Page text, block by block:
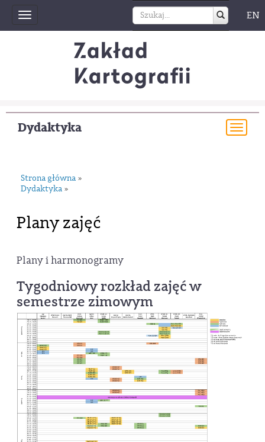
Toggle
navigation
EN
Dydaktyka
Strona główna »
Dydaktyka »
Plany zajęć
Plany i harmonogramy
Tygodniowy rozkład zajęć w
semestrze zimowym